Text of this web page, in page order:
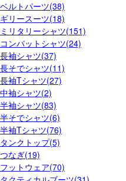
ベルトパーツ(38)
ギリースーツ(18)
ミリタリーシャツ(151)
コンバットシャツ(24)
長袖シャツ(37)
長そでシャツ(11)
長袖Tシャツ(27)
中袖シャツ(2)
半袖シャツ(83)
半そでシャツ(6)
半袖Tシャツ(76)
タンクトップ(5)
つなぎ(19)
フットウェア(70)